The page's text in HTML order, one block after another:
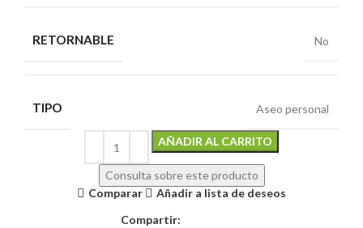
RETORNABLE No
TIPO Aseo personal
AÑADIR AL CARRITO
Consulta sobre este producto
Comparar
Añadir a lista de deseos
Compartir: